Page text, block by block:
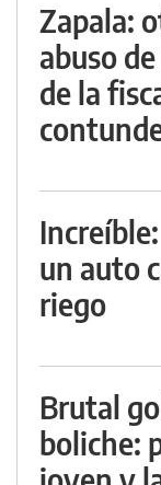
Zapala:
abuso
de la
un auto
riego
Brutal
boliche: